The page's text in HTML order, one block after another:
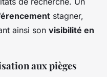
stagner,
ainsi son visibilité en
aux pièges